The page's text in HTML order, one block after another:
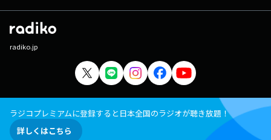
radiko.jp
ラジコプレミアムに登録すると日本全国のラジオが聴き放題！
詳しくはこちら